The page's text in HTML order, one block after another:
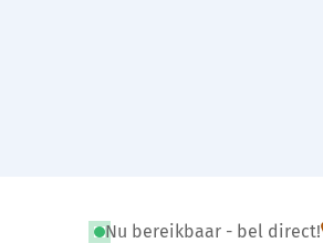
Nu bereikbaar - bel direct!